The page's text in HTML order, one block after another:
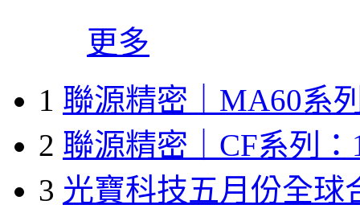
更多
1 聯源精密｜MA60系
2 聯源精密｜CF系列：
3 光寶科技五月份全球